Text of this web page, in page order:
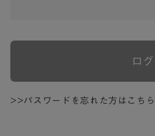
ロ
>>パスワードを忘れた方はこちら